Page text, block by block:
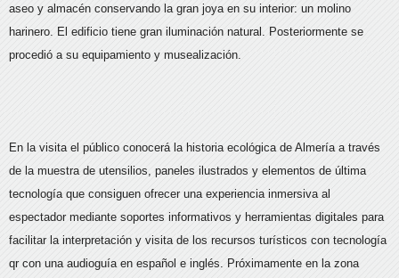
aseo y almacén conservando la gran joya en su interior: un molino
harinero. El edificio tiene gran iluminación natural. Posteriormente se
procedió a su equipamiento y musealización.
En la visita el público conocerá la historia ecológica de Almería a través
de la muestra de utensilios, paneles ilustrados y elementos de última
tecnología que consiguen ofrecer una experiencia inmersiva al
espectador mediante soportes informativos y herramientas digitales para
facilitar la interpretación y visita de los recursos turísticos con tecnología
qr con una audioguía en español e inglés. Próximamente en la zona